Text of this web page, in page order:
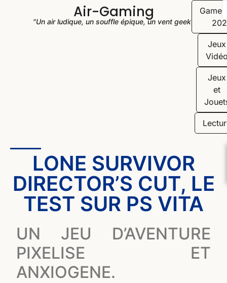
Air-Gaming
"Un air ludique, un souffle épique, un vent geek"
Jeux
Jeux
et
LONE SURVIVOR
DIRECTOR’S CUT, LE
TEST SUR PS VITA
UN JEU D’AVENTURE
PIXELISE ET
ANXIOGENE.